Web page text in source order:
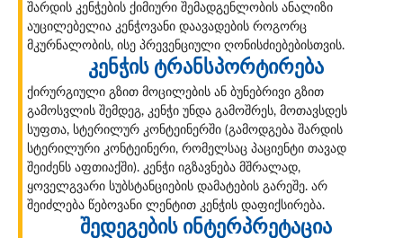
შარდის კენჭების ქიმიური შემადგენლობის ანალიზი
აუცილებელია კენჭოვანი დაავადების როგორც
მკურნალობის, ისე პრევენციული ღონისძიებებისთვის.
კენჭის ტრანსპორტირება
ქირურგიული გზით მოცილების ან ბუნებრივი გზით
გამოსვლის შემდეგ, კენჭი უნდა გამოშრეს, მოთავსდეს
სუფთა, სტერილურ კონტეინერში (გამოდგება შარდის
სტერილური კონტეინერი, რომელსაც პაციენტი თავად
შეიძენს აფთიაქში). კენჭი იგზავნება მშრალად,
ყოველგვარი სუბსტანციების დამატების გარეშე. არ
შეიძლება წებოვანი ლენტით კენჭის დაფიქსირება.
შედეგების ინტერპრეტაცია